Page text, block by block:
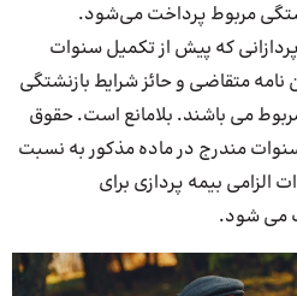
مربوط پرداخت می‌شود.
که پیش از تکمیل سنوات
ماده (۲) این آیین نامه متقاضی و حائز شرایط بازنشتگی
می باشند. بلامانع است. حقوق
مندرج در ماده مذکور به نسبت
الزامی بیمه پردازی برای
می شود.